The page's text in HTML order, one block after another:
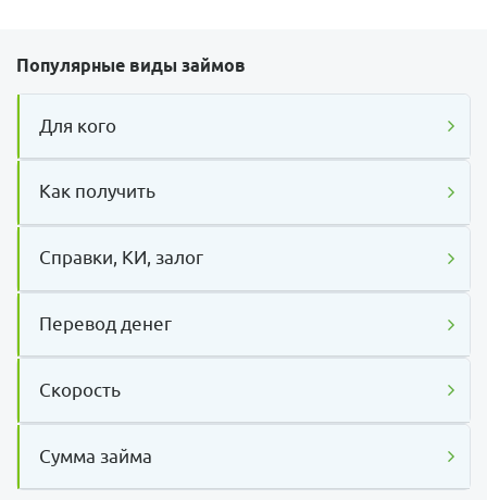
Популярные виды займов
Для кого
Как получить
Справки, КИ, залог
Перевод денег
Скорость
Сумма займа